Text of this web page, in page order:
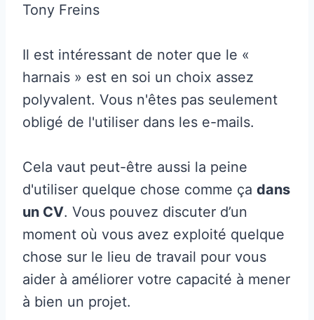
Tony Freins
Il est intéressant de noter que le «
harnais » est en soi un choix assez
polyvalent. Vous n'êtes pas seulement
obligé de l'utiliser dans les e-mails.
Cela vaut peut-être aussi la peine
d'utiliser quelque chose comme ça dans
un CV. Vous pouvez discuter d’un
moment où vous avez exploité quelque
chose sur le lieu de travail pour vous
aider à améliorer votre capacité à mener
à bien un projet.